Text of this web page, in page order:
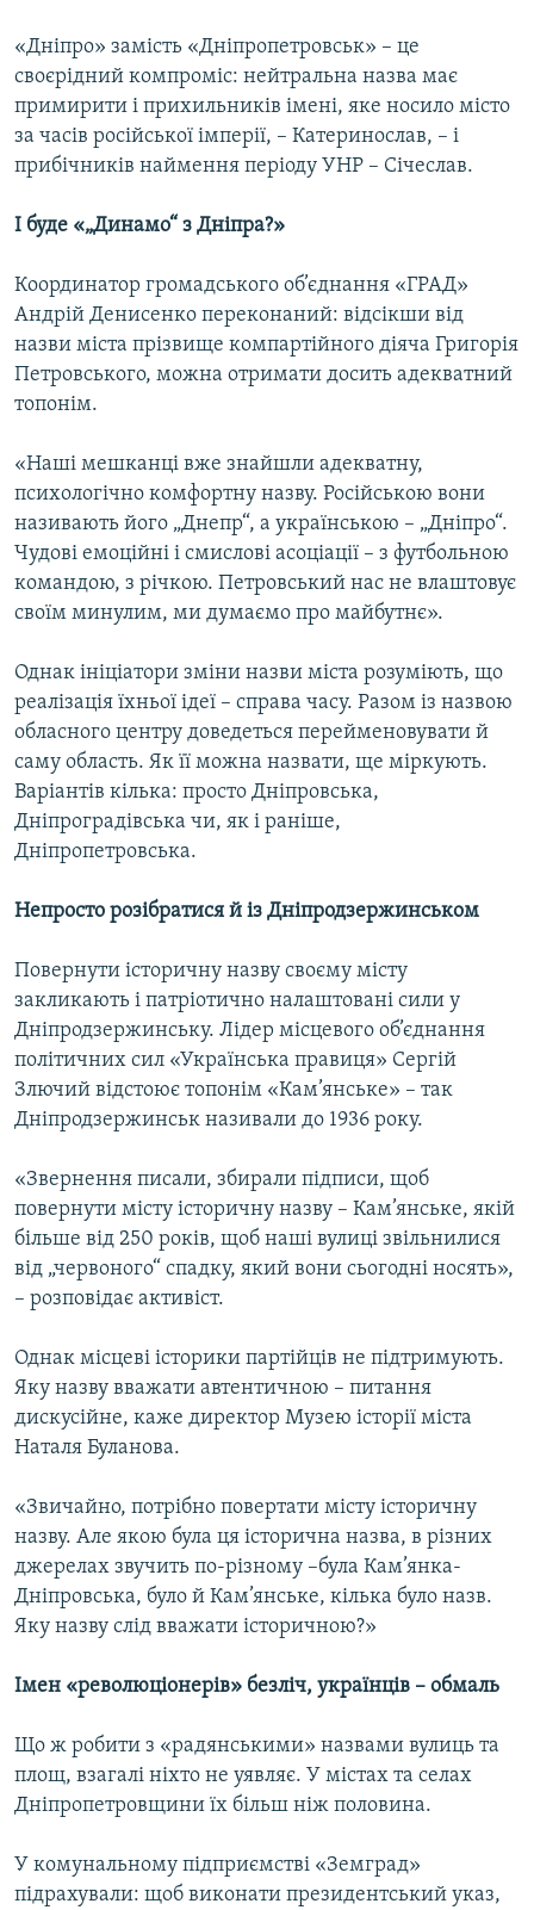
Усі сайти RFE/RL
«Дніпро» замість «Дніпропетровськ» – це
своєрідний компроміс: нейтральна назва має
примирити і прихильників імені, яке носило місто
за часів російської імперії, – Катеринослав, – і
прибічників наймення періоду УНР – Січеслав.
І буде «„Динамо“ з Дніпра?»
Координатор громадського об’єднання «ГРАД»
Андрій Денисенко переконаний: відсікши від
назви міста прізвище компартійного діяча Григорія
Петровського, можна отримати досить адекватний
топонім.
«Наші мешканці вже знайшли адекватну,
психологічно комфортну назву. Російською вони
називають його „Днепр“, а українською – „Дніпро“.
Чудові емоційні і смислові асоціації – з футбольною
командою, з річкою. Петровський нас не влаштовує
своїм минулим, ми думаємо про майбутнє».
Однак ініціатори зміни назви міста розуміють, що
реалізація їхньої ідеї – справа часу. Разом із назвою
обласного центру доведеться перейменовувати й
саму область. Як її можна назвати, ще міркують.
Варіантів кілька: просто Дніпровська,
Дніпроградівська чи, як і раніше,
Дніпропетровська.
Непросто розібратися й із Дніпродзержинськом
Повернути історичну назву своєму місту
закликають і патріотично налаштовані сили у
Дніпродзержинську. Лідер місцевого об’єднання
політичних сил «Українська правиця» Сергій
Злючий відстоює топонім «Кам’янське» – так
Дніпродзержинськ називали до 1936 року.
«Звернення писали, збирали підписи, щоб
повернути місту історичну назву – Кам’янське, якій
більше від 250 років, щоб наші вулиці звільнилися
від „червоного“ спадку, який вони сьогодні носять»,
– розповідає активіст.
Однак місцеві історики партійців не підтримують.
Яку назву вважати автентичною – питання
дискусійне, каже директор Музею історії міста
Наталя Буланова.
«Звичайно, потрібно повертати місту історичну
назву. Але якою була ця історична назва, в різних
джерелах звучить по-різному –була Кам’янка-
Дніпровська, було й Кам’янське, кілька було назв.
Яку назву слід вважати історичною?»
Імен «революціонерів» безліч, українців – обмаль
Що ж робити з «радянськими» назвами вулиць та
площ, взагалі ніхто не уявляє. У містах та селах
Дніпропетровщини їх більш ніж половина.
У комунальному підприємстві «Земград»
підрахували: щоб виконати президентський указ,